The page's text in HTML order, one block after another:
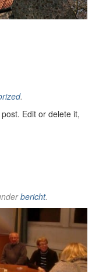
.
Edit or delete it,
bericht.